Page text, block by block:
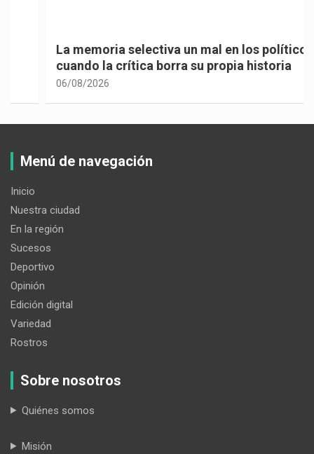
La memoria selectiva un mal en los políticos,
cuando la crítica borra su propia historia
06/08/2026
Menú de navegación
Inicio
Nuestra ciudad
En la región
Sucesos
Deportivo
Opinión
Edición digital
Variedad
Rostros
Sobre nosotros
Quiénes somos
Misión